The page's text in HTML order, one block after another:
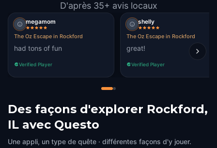
D'après 35+ avis locaux
megamom
The Oz Escape in Rockford
had tons of fun
Verified Player
shelly
The Oz Escape in Rockford
great!
Verified Player
Des façons d'explorer Rockford,
IL avec Questo
Une appli, un type de quête · différentes façons d'y jouer.